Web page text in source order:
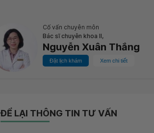
Cố vấn chuyên môn
Bác sĩ chuyên khoa II,
Nguyễn Xuân Thắng
Đặt lịch khám Xem chi tiết
ĐỂ LẠI THÔNG TIN TƯ VẤN